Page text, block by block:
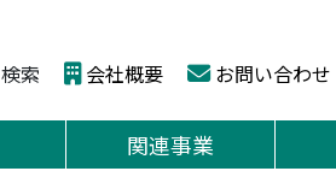
検索 会社概要 お問い合わせ
関連事業